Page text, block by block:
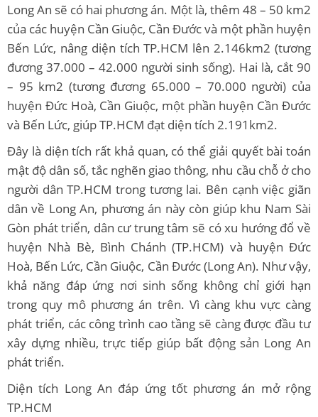
Long An sẽ có hai phương án. Một là, thêm 48 – 50 km2
của các huyện Cần Giuộc, Cần Đước và một phần huyện
Bến Lức, nâng diện tích TP.HCM lên 2.146km2 (tương
đương 37.000 – 42.000 người sinh sống). Hai là, cắt 90
– 95 km2 (tương đương 65.000 – 70.000 người) của
huyện Đức Hoà, Cần Giuộc, một phần huyện Cần Đước
và Bến Lức, giúp TP.HCM đạt diện tích 2.191km2.
Đây là diện tích rất khả quan, có thể giải quyết bài toán
mật độ dân số, tắc nghẽn giao thông, nhu cầu chỗ ở cho
người dân TP.HCM trong tương lai. Bên cạnh việc giãn
dân về Long An, phương án này còn giúp khu Nam Sài
Gòn phát triển, dân cư trung tâm sẽ có xu hướng đổ về
huyện Nhà Bè, Bình Chánh (TP.HCM) và huyện Đức
Hoà, Bến Lức, Cần Giuộc, Cần Đước (Long An). Như vậy,
khả năng đáp ứng nơi sinh sống không chỉ giới hạn
trong quy mô phương án trên. Vì càng khu vực càng
phát triển, các công trình cao tầng sẽ càng được đầu tư
xây dựng nhiều, trực tiếp giúp bất động sản Long An
phát triển.
Diện tích Long An đáp ứng tốt phương án mở rộng
TP.HCM